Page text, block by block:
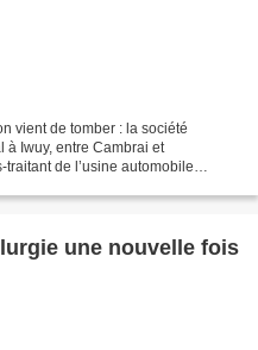
vient de tomber : la société
à Iwuy, entre Cambrai et
de l’usine automobile
une nouvelle fois